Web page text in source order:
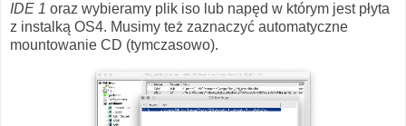
IDE 1 oraz wybieramy plik iso lub napęd w którym jest płyta
z instalką OS4. Musimy też zaznaczyć automatyczne
mountowanie CD (tymczasowo).